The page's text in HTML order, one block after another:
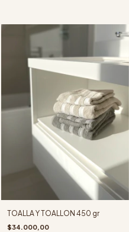
TOALLA Y TOALLON 450 gr
$34.000,00